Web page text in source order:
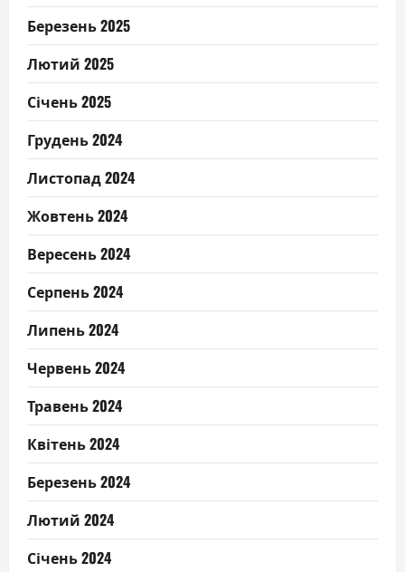
Березень 2025
Лютий 2025
Січень 2025
Грудень 2024
Листопад 2024
Жовтень 2024
Вересень 2024
Серпень 2024
Липень 2024
Червень 2024
Травень 2024
Квітень 2024
Березень 2024
Лютий 2024
Січень 2024